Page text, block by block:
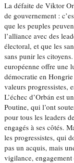
La défaite de Viktor
de gouvernement :
que les peuples
l’alliance avec des
électoral, et que les
sans punir les
européenne offre une
démocratie en
valeurs progressistes,
L’échec d’Orbán est
Poutine, qui l’ont
pour tous les leaders
engagés à ses côtés.
les progressistes, qui
pas un acquis, mais
vigilance,